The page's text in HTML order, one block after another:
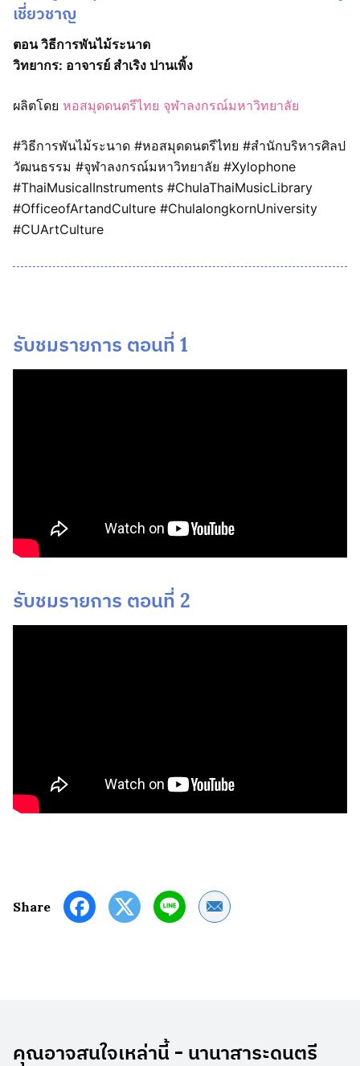
เชี่ยวชาญ
ตอน วิธีการพันไม้ระนาด
วิทยากร: อาจารย์ สำเริง ปานเพิ้ง
ผลิตโดย หอสมุดดนตรีไทย จุฬาลงกรณ์มหาวิทยาลัย
#วิธีการพันไม้ระนาด #หอสมุดดนตรีไทย #สำนักบริหารศิลป
วัฒนธรรม #จุฬาลงกรณ์มหาวิทยาลัย #Xylophone
#ThaiMusicalInstruments #ChulaThaiMusicLibrary
#OfficeofArtandCulture #ChulalongkornUniversity
#CUArtCulture
รับชมรายการ ตอนที่ 1
รับชมรายการ ตอนที่ 2
Share Share by Email
คุณอาจสนใจเหล่านี้ - นานาสาระดนตรี